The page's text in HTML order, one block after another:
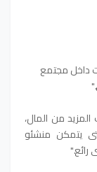
داخل مجتمع
من المال،
يتمكن منشئو